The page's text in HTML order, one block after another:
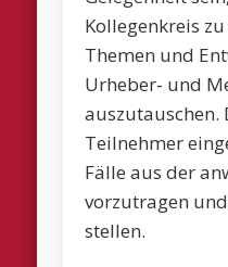
Kollegenkreis
Themen und
Urheber- und
auszutauschen.
Teilnehmer
Fälle aus der
vorzutragen
stellen.